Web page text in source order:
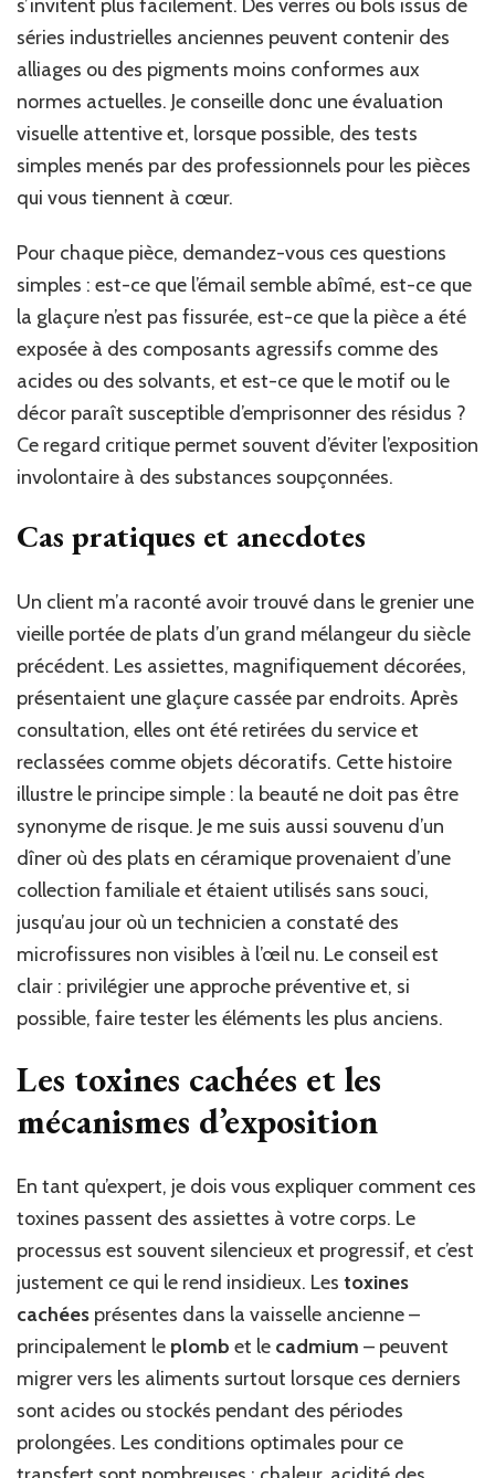
s’invitent plus facilement. Des verres ou bols issus de
séries industrielles anciennes peuvent contenir des
alliages ou des pigments moins conformes aux
normes actuelles. Je conseille donc une évaluation
visuelle attentive et, lorsque possible, des tests
simples menés par des professionnels pour les pièces
qui vous tiennent à cœur.
Pour chaque pièce, demandez-vous ces questions
simples : est-ce que l’émail semble abîmé, est-ce que
la glaçure n’est pas fissurée, est-ce que la pièce a été
exposée à des composants agressifs comme des
acides ou des solvants, et est-ce que le motif ou le
décor paraît susceptible d’emprisonner des résidus ?
Ce regard critique permet souvent d’éviter l’exposition
involontaire à des substances soupçonnées.
Cas pratiques et anecdotes
Un client m’a raconté avoir trouvé dans le grenier une
vieille portée de plats d’un grand mélangeur du siècle
précédent. Les assiettes, magnifiquement décorées,
présentaient une glaçure cassée par endroits. Après
consultation, elles ont été retirées du service et
reclassées comme objets décoratifs. Cette histoire
illustre le principe simple : la beauté ne doit pas être
synonyme de risque. Je me suis aussi souvenu d’un
dîner où des plats en céramique provenaient d’une
collection familiale et étaient utilisés sans souci,
jusqu’au jour où un technicien a constaté des
microfissures non visibles à l’œil nu. Le conseil est
clair : privilégier une approche préventive et, si
possible, faire tester les éléments les plus anciens.
Les toxines cachées et les
mécanismes d’exposition
En tant qu’expert, je dois vous expliquer comment ces
toxines passent des assiettes à votre corps. Le
processus est souvent silencieux et progressif, et c’est
justement ce qui le rend insidieux. Les toxines
cachées présentes dans la vaisselle ancienne –
principalement le plomb et le cadmium – peuvent
migrer vers les aliments surtout lorsque ces derniers
sont acides ou stockés pendant des périodes
prolongées. Les conditions optimales pour ce